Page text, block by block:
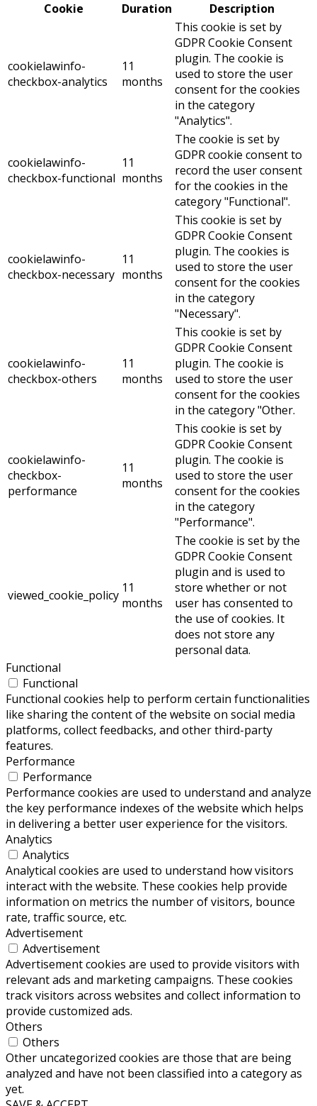
Cookie
Duration Description
cookielawinfo-
checkbox-analytics
11
months
This cookie is set by
GDPR Cookie Consent
plugin. The cookie is
used to store the user
consent for the cookies
in the category
"Analytics".
cookielawinfo-
checkbox-functional
11
months
The cookie is set by
GDPR cookie consent to
record the user consent
for the cookies in the
category "Functional".
cookielawinfo-
checkbox-necessary
11
months
This cookie is set by
GDPR Cookie Consent
plugin. The cookies is
used to store the user
consent for the cookies
in the category
"Necessary".
cookielawinfo-
checkbox-others
11
months
This cookie is set by
GDPR Cookie Consent
plugin. The cookie is
used to store the user
consent for the cookies
in the category "Other.
cookielawinfo-
checkbox-
performance
11
months
This cookie is set by
GDPR Cookie Consent
plugin. The cookie is
used to store the user
consent for the cookies
in the category
"Performance".
viewed_cookie_policy 11
months
The cookie is set by the
GDPR Cookie Consent
plugin and is used to
store whether or not
user has consented to
the use of cookies. It
does not store any
personal data.
Functional
Functional
Functional cookies help to perform certain functionalities
like sharing the content of the website on social media
platforms, collect feedbacks, and other third-party
features.
Performance
Performance
Performance cookies are used to understand and analyze
the key performance indexes of the website which helps
in delivering a better user experience for the visitors.
Analytics
Analytics
Analytical cookies are used to understand how visitors
interact with the website. These cookies help provide
information on metrics the number of visitors, bounce
rate, traffic source, etc.
Advertisement
Advertisement
Advertisement cookies are used to provide visitors with
relevant ads and marketing campaigns. These cookies
track visitors across websites and collect information to
provide customized ads.
Others
Others
Other uncategorized cookies are those that are being
analyzed and have not been classified into a category as
yet.